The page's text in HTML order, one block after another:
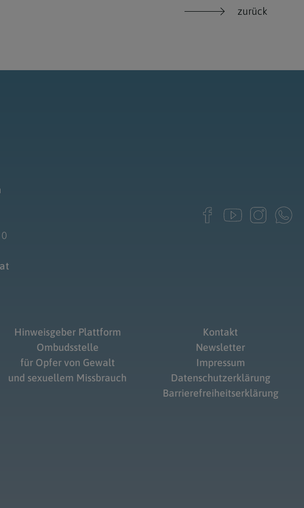
zurück
Hinweisgeber Plattform
Ombudsstelle
für Opfer von Gewalt
und sexuellem Missbrauch
Kontakt
Newsletter
Impressum
Datenschutzerklärung
Barrierefreiheitserklärung